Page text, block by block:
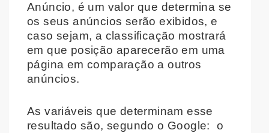
Anúncio, é um valor que determina se
os seus anúncios serão exibidos, e
caso sejam, a classificação mostrará
em que posição aparecerão em uma
página em comparação a outros
anúncios.
As variáveis que determinam esse
resultado são, segundo o Google:
o